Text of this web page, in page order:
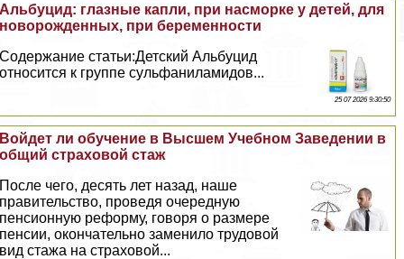
Альбуцид: глазные капли, при насморке у детей, для
новорожденных, при беременности
Содержание статьи:Детский Альбуцид
относится к группе сульфаниламидов...
25 07 2026 9:30:50
Войдет ли обучение в Высшем Учебном Заведении в
общий страховой стаж
После чего, десять лет назад, наше
правительство, проведя очередную
пенсионную реформу, говоря о размере
пенсии, окончательно заменило трудовой
вид стажа на страховой...